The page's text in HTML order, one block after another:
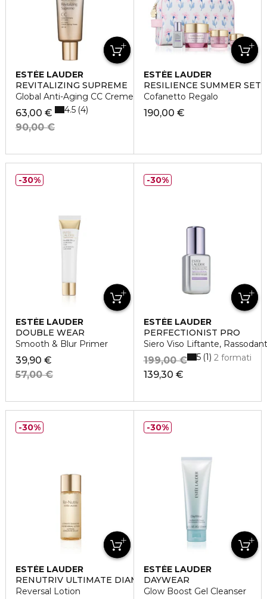
ESTÉE LAUDER
REVITALIZING SUPREME
Global Anti-Aging CC Creme SPF10
63,00 €
90,00 €
4.5 4
ESTÉE LAUDER
RESILIENCE SUMMER SET
Cofanetto Regalo
190,00 €
ESTÉE LAUDER
DOUBLE WEAR
Smooth & Blur Primer
39,90 €
57,00 €
30%
ESTÉE LAUDER
PERFECTIONIST PRO
Siero Viso Liftante,
139,30 €
199,00 € 2 formati
5 1
30%
ESTÉE LAUDER
RENUTRIV ULTIMATE DIAMOND TREATMENT LOTION
Reversal Lotion
30%
ESTÉE LAUDER
DAYWEAR
Glow Boost Gel Cleanser
30%